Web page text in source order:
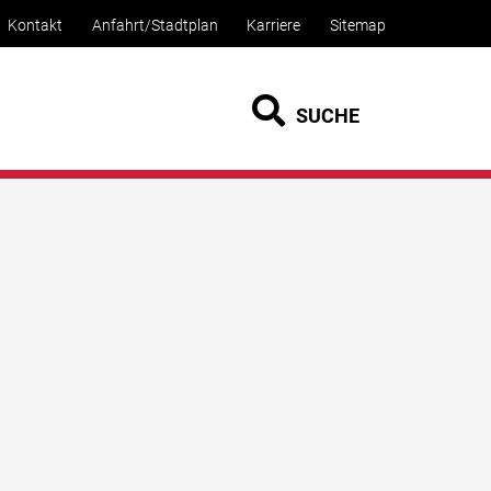
Kontakt Anfahrt/Stadtplan Karriere Sitemap
SUCHE